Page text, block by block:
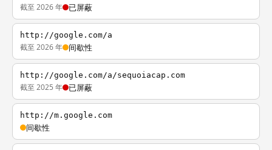
截至 2026 年 已屏蔽
http://google.com/a
截至 2026 年 间歇性
http://google.com/a/sequoiacap.com
截至 2025 年 已屏蔽
http://m.google.com
间歇性